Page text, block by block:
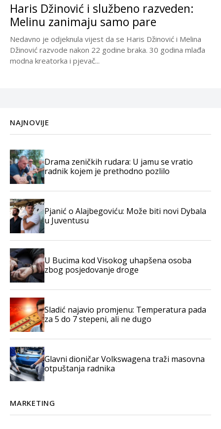
Haris Džinović i službeno razveden:
Melinu zanimaju samo pare
Nedavno je odjeknula vijest da se Haris Džinović i Melina
Džinović razvode nakon 22 godine braka. 30 godina mlađa
modna kreatorka i pjevač...
NAJNOVIJE
Drama zeničkih rudara: U jamu se vratio
radnik kojem je prethodno pozlilo
Pjanić o Alajbegoviću: Može biti novi Dybala
u Juventusu
U Bucima kod Visokog uhapšena osoba
zbog posjedovanje droge
Sladić najavio promjenu: Temperatura pada
za 5 do 7 stepeni, ali ne dugo
Glavni dioničar Volkswagena traži masovna
otpuštanja radnika
MARKETING